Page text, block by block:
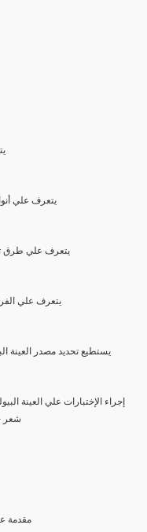
(3) يتعرف علي
(4) يتعرف علي طرق
(5) يتعرف علي
(6) يستطيع تحديد مصدر
شعر
1-